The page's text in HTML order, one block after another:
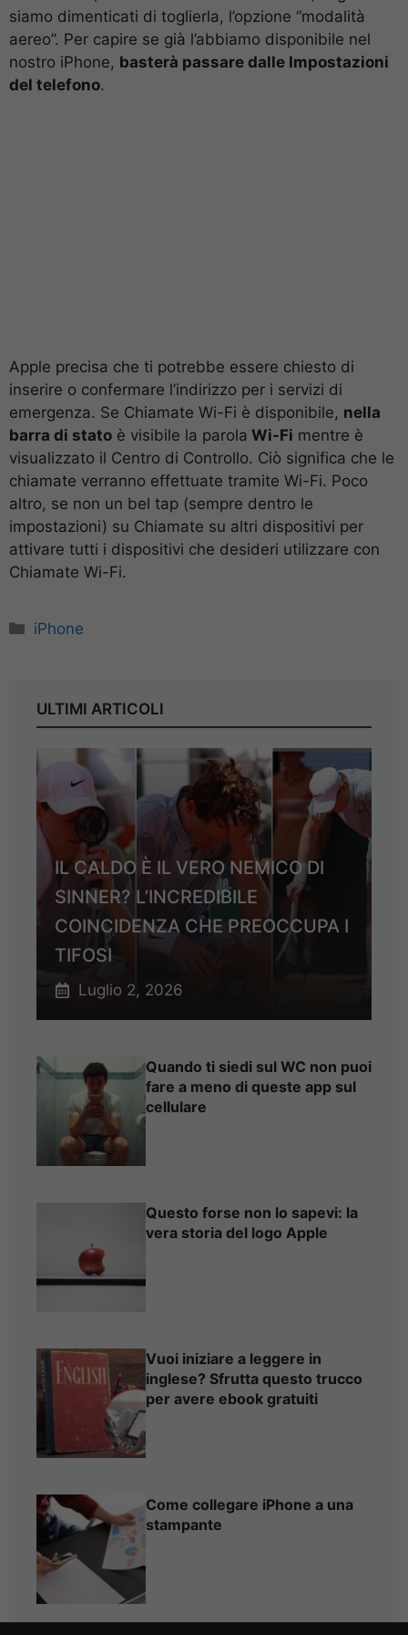
siamo dimenticati di toglierla, l’opzione “modalità
aereo”. Per capire se già l’abbiamo disponibile nel
nostro iPhone, basterà passare dalle Impostazioni
del telefono.
Apple precisa che ti potrebbe essere chiesto di
inserire o confermare l’indirizzo per i servizi di
emergenza. Se Chiamate Wi-Fi è disponibile, nella
barra di stato è visibile la parola Wi-Fi mentre è
visualizzato il Centro di Controllo. Ciò significa che le
chiamate verranno effettuate tramite Wi-Fi. Poco
altro, se non un bel tap (sempre dentro le
impostazioni) su Chiamate su altri dispositivi per
attivare tutti i dispositivi che desideri utilizzare con
Chiamate Wi-Fi.
Categorie
iPhone
ULTIMI ARTICOLI
IL CALDO È IL VERO NEMICO DI
SINNER? L’INCREDIBILE
COINCIDENZA CHE PREOCCUPA I
TIFOSI
Luglio 2, 2026
Quando ti siedi sul WC non puoi
fare a meno di queste app sul
cellulare
Questo forse non lo sapevi: la
vera storia del logo Apple
Vuoi iniziare a leggere in
inglese? Sfrutta questo trucco
per avere ebook gratuiti
Come collegare iPhone a una
stampante